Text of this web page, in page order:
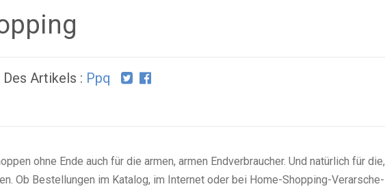
Artikels : Ppq
ohne Ende auch für die armen, armen Endverbraucher. Und natürlich für die,
Ob Bestellungen im Katalog, im Internet oder bei Home-Shopping-Verarsche-